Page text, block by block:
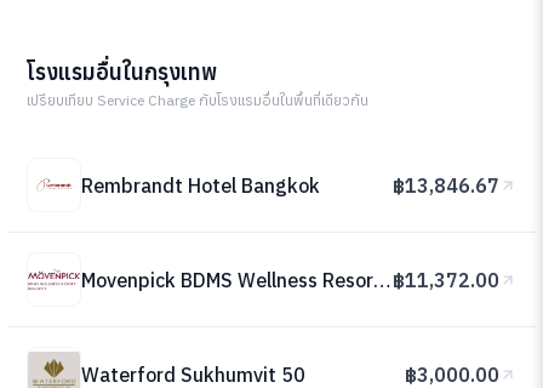
โรงแรมอื่นในกรุงเทพ
เปรียบเทียบ Service Charge กับโรงแรมอื่นในพื้นที่เดียวกัน
Rembrandt Hotel Bangkok ฿13,846.67
Movenpick BDMS Wellness Resort Bangkok฿11,372.00
Waterford Sukhumvit 50 ฿3,000.00